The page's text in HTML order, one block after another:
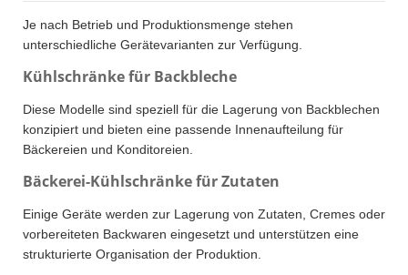
Je nach Betrieb und Produktionsmenge stehen
unterschiedliche Gerätevarianten zur Verfügung.
Kühlschränke für Backbleche
Diese Modelle sind speziell für die Lagerung von Backblechen
konzipiert und bieten eine passende Innenaufteilung für
Bäckereien und Konditoreien.
Bäckerei-Kühlschränke für Zutaten
Einige Geräte werden zur Lagerung von Zutaten, Cremes oder
vorbereiteten Backwaren eingesetzt und unterstützen eine
strukturierte Organisation der Produktion.